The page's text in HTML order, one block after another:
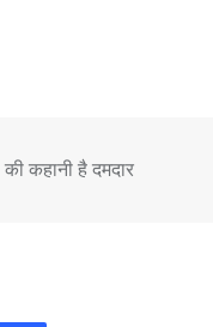
की कहानी है दमदार